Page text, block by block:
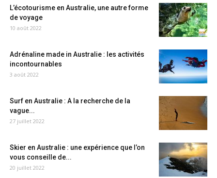
L’écotourisme en Australie, une autre forme
de voyage
10 août 2022
Adrénaline made in Australie : les activités
incontournables
3 août 2022
Surf en Australie : A la recherche de la
vague...
27 juillet 2022
Skier en Australie : une expérience que l’on
vous conseille de...
20 juillet 2022